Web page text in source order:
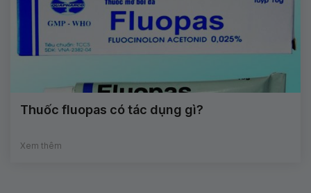
Thuốc fluopas có tác dụng gì?
Xem thêm